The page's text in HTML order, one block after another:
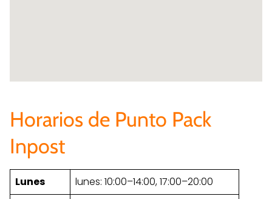
Horarios de Punto Pack
Inpost
Lunes
lunes: 10:00–14:00, 17:00–20:00